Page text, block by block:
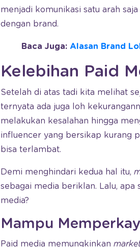
menjadi komunikasi satu arah
dengan brand.
Baca Juga: Alasan Brand
Kelebihan Paid
Setelah di atas tadi kita melihat
ternyata ada juga loh
melakukan kesalahan hingga
influencer yang bersikap kurang
bisa terlambat.
Demi menghindari kedua hal itu,
sebagai media beriklan. Lalu,
media?
Mampu
Paid media memungkinkan